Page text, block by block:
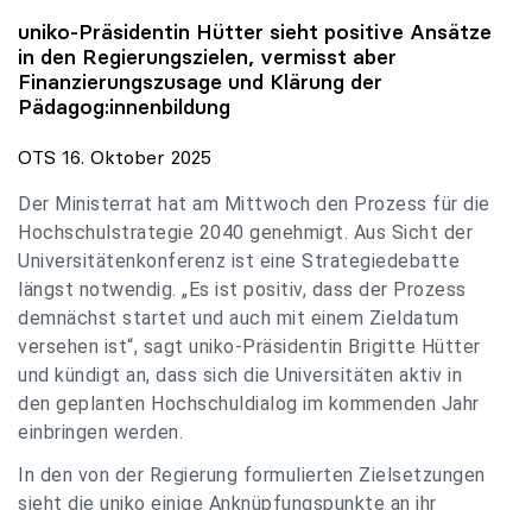
uniko-Präsidentin Hütter sieht positive Ansätze
in den Regierungszielen, vermisst aber
Finanzierungszusage und Klärung der
Pädagog:innenbildung
OTS 16. Oktober 2025
Der Ministerrat hat am Mittwoch den Prozess für die
Hochschulstrategie 2040 genehmigt. Aus Sicht der
Universitätenkonferenz ist eine Strategiedebatte
längst notwendig. „Es ist positiv, dass der Prozess
demnächst startet und auch mit einem Zieldatum
versehen ist“, sagt uniko-Präsidentin Brigitte Hütter
und kündigt an, dass sich die Universitäten aktiv in
den geplanten Hochschuldialog im kommenden Jahr
einbringen werden.
In den von der Regierung formulierten Zielsetzungen
sieht die uniko einige Anknüpfungspunkte an ihr